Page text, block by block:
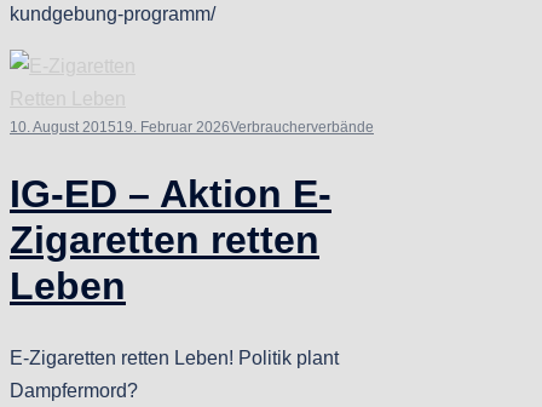
kundgebung-programm/
10. August 201519. Februar 2026Verbraucherverbände
IG-ED – Aktion E-
Zigaretten retten
Leben
E-Zigaretten retten Leben! Politik plant
Dampfermord?